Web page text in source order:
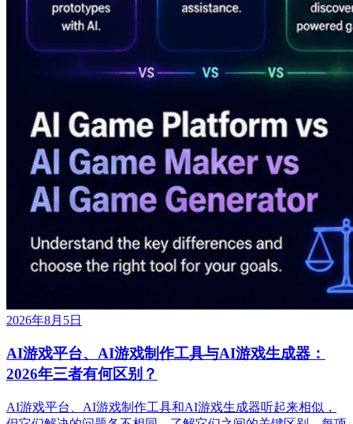
2026年8月5日
AI游戏平台、AI游戏制作工具与AI游戏生成器：
2026年三者有何区别？
AI游戏平台、AI游戏制作工具和AI游戏生成器听起来相似，